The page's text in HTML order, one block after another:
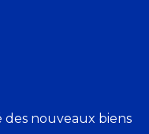
nouveaux biens